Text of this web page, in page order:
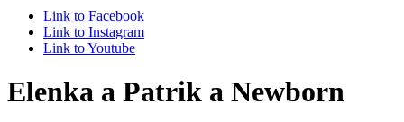
Link to Facebook
Link to Instagram
Link to Youtube
Elenka a Patrik a Newborn